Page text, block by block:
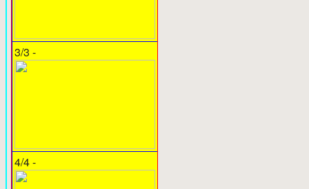
3/3 -
4/4 -